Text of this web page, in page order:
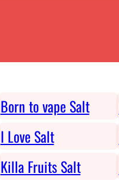
Born to vape Salt
I Love Salt
Killa Fruits Salt